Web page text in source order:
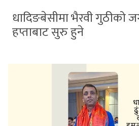
धादिङबेसीमा भैरवी गुठीको
हप्ताबाट सुरु हुने